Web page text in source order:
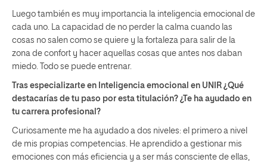
Luego también es muy importancia la inteligencia emocional de
cada uno. La capacidad de no perder la calma cuando las
cosas no salen como se quiere y la fortaleza para salir de la
zona de confort y hacer aquellas cosas que antes nos daban
miedo. Todo se puede entrenar.
Tras especializarte en Inteligencia emocional en UNIR ¿Qué
destacarías de tu paso por esta titulación? ¿Te ha ayudado en
tu carrera profesional?
Curiosamente me ha ayudado a dos niveles: el primero a nivel
de mis propias competencias. He aprendido a gestionar mis
emociones con más eficiencia y a ser más consciente de ellas,